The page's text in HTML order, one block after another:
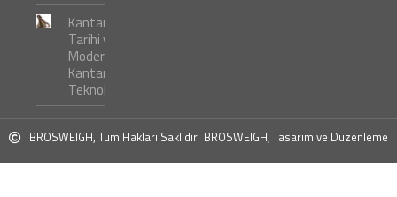
Kantar
Tarihi ve
Modern
Kantar
Teknolojileri
BROSWEIGH, Tüm Hakları Saklıdır. BROSWEIGH, Tasarım ve Düzenleme